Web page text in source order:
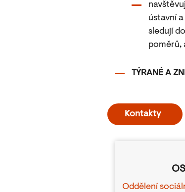
ústavní
sledují
poměrů,
TÝRANÉ A
Kontakty
Oddělení